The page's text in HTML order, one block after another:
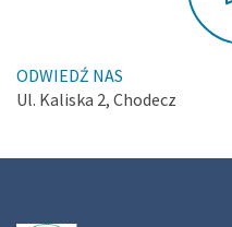
ODWIEDŹ NAS
Ul. Kaliska 2, Chodecz